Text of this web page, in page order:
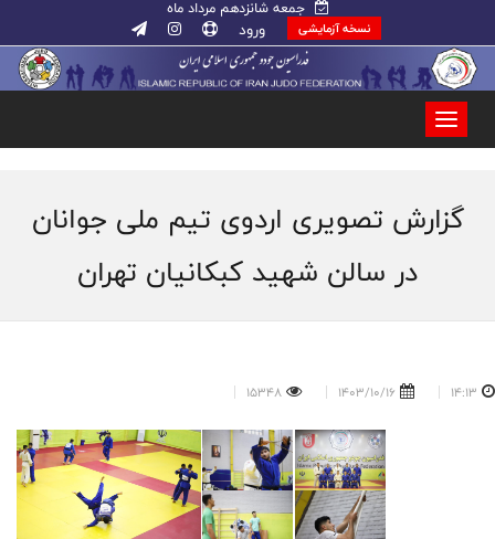
جمعه شانزدهم مرداد ماه
نسخه آزمایشی ورود
گزارش تصویری اردوی تیم ملی جوانان
در سالن شهید کبکانیان تهران
14:13
1403/10/16
15348